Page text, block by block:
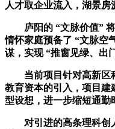
人才取企业流入，湖景房
庐阳的 “文脉价值” 将
情怀家庭预备了 “文脉空
谋，实现 “推窗见绿、出
当前项目针对高新区科
教育资本的引入，项目建
型设想，进一步缩短通勤
对引进的高条理科创人